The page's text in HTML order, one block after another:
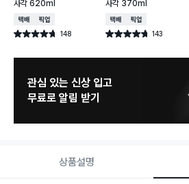
사각 620ml
택배배송매장픽업
별점 4.7점 148
건 작성
사각 370ml
택배배송매장픽업
별점 4.7점 143
건 작성
관심 있는 신상 입고
무료로 알림 받기
상품설명